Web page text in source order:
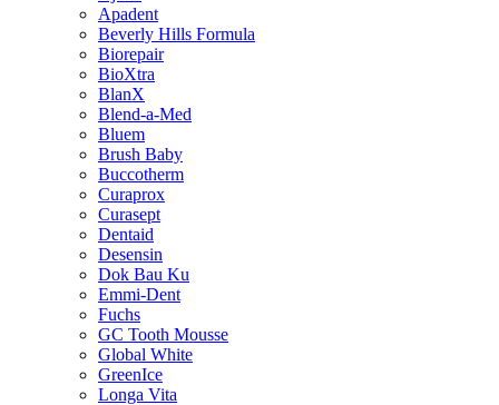
Apadent
Beverly Hills Formula
Biorepair
BioXtra
BlanX
Blend-a-Med
Bluem
Brush Baby
Buccotherm
Curaprox
Curasept
Dentaid
Desensin
Dok Bau Ku
Emmi-Dent
Fuchs
GC Tooth Mousse
Global White
GreenIce
Longa Vita